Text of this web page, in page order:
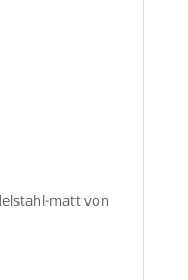
matt von